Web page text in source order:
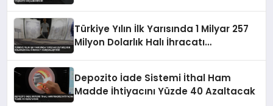
Türkiye Yılın İlk Yarısında 1 Milyar 257
Milyon Dolarlık Halı İhracatı
Depozito İade Sistemi İthal Ham
Madde İhtiyacını Yüzde 40 Azaltacak